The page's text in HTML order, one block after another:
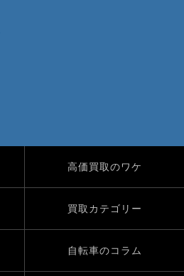
高価買取のワケ
買取カテゴリー
自転車のコラム